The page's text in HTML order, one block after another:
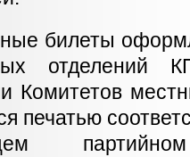
билеты
отделений
Комитетов
печатью